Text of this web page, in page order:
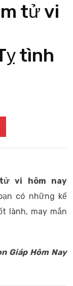
tử vi
tình
tử vi hôm nay
có những kế
lành, may mắn
Giáp Hôm Nay